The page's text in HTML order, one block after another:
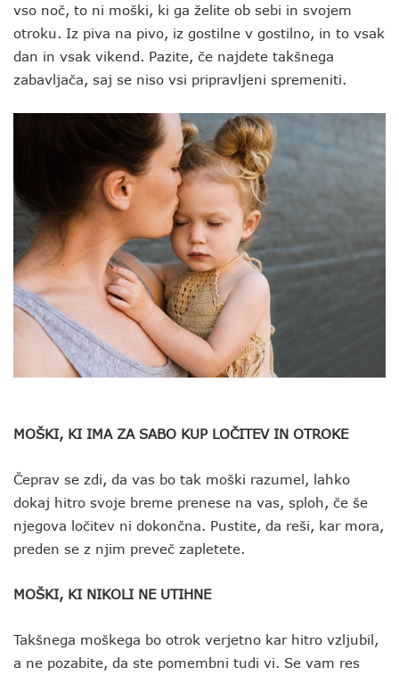
vso noč, to ni moški, ki ga želite ob sebi in svojem
otroku. Iz piva na pivo, iz gostilne v gostilno, in to vsak
dan in vsak vikend. Pazite, če najdete takšnega
zabavljača, saj se niso vsi pripravljeni spremeniti.
MOŠKI, KI IMA ZA SABO KUP LOČITEV IN OTROKE
Čeprav se zdi, da vas bo tak moški razumel, lahko
dokaj hitro svoje breme prenese na vas, sploh, če še
njegova ločitev ni dokončna. Pustite, da reši, kar mora,
preden se z njim preveč zapletete.
MOŠKI, KI NIKOLI NE UTIHNE
Takšnega moškega bo otrok verjetno kar hitro vzljubil,
a ne pozabite, da ste pomembni tudi vi. Se vam res